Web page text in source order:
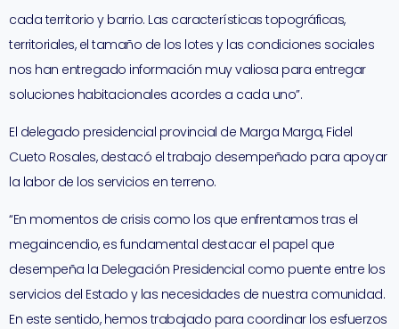
cada territorio y barrio. Las características topográficas,
territoriales, el tamaño de los lotes y las condiciones sociales
nos han entregado información muy valiosa para entregar
soluciones habitacionales acordes a cada uno”.
El delegado presidencial provincial de Marga Marga, Fidel
Cueto Rosales, destacó el trabajo desempeñado para apoyar
la labor de los servicios en terreno.
“En momentos de crisis como los que enfrentamos tras el
megaincendio, es fundamental destacar el papel que
desempeña la Delegación Presidencial como puente entre los
servicios del Estado y las necesidades de nuestra comunidad.
En este sentido, hemos trabajado para coordinar los esfuerzos